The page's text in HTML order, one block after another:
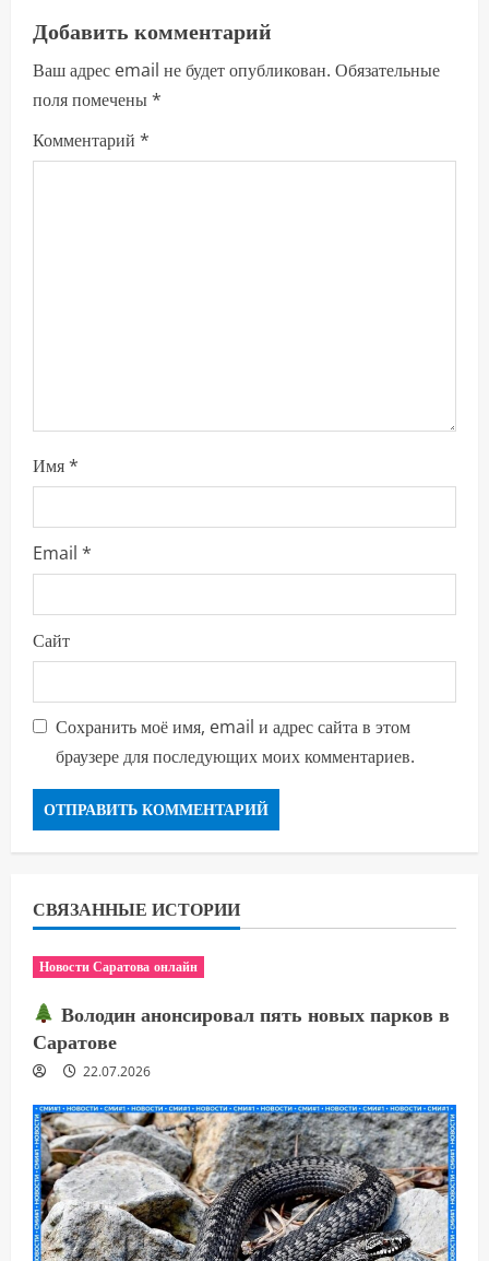
ж
и
т
и
е
Добавить комментарий
Ваш адрес email не будет опубликован. Обязательные
поля помечены*
Комментарий *
Имя*
Email *
Сайт
Сохранить моё имя, email и адрес сайта в этом
браузере для последующих моих комментариев.
СВЯЗАННЫЕ ИСТОРИИ
Новости Саратова онлайн
Володин анонсировал пять новых парков в
Саратове
22.07.2026